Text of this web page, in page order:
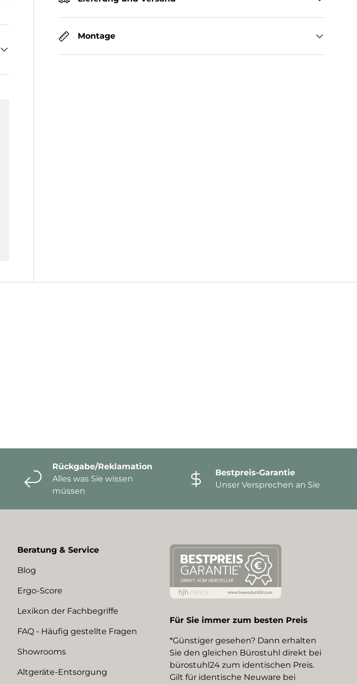
Montage
Rückgabe/Reklamation
Alles was Sie wissen
müssen
Bestpreis-Garantie
Unser Versprechen an Sie
Beratung & Service
Blog
Ergo-Score
Lexikon der Fachbegriffe
FAQ - Häufig gestellte Fragen
Showrooms
Altgeräte-Entsorgung
Für Sie immer zum besten Preis
*Günstiger gesehen? Dann erhalten
Sie den gleichen Bürostuhl direkt bei
bürostuhl24 zum identischen Preis.
Gilt für identische Neuware bei